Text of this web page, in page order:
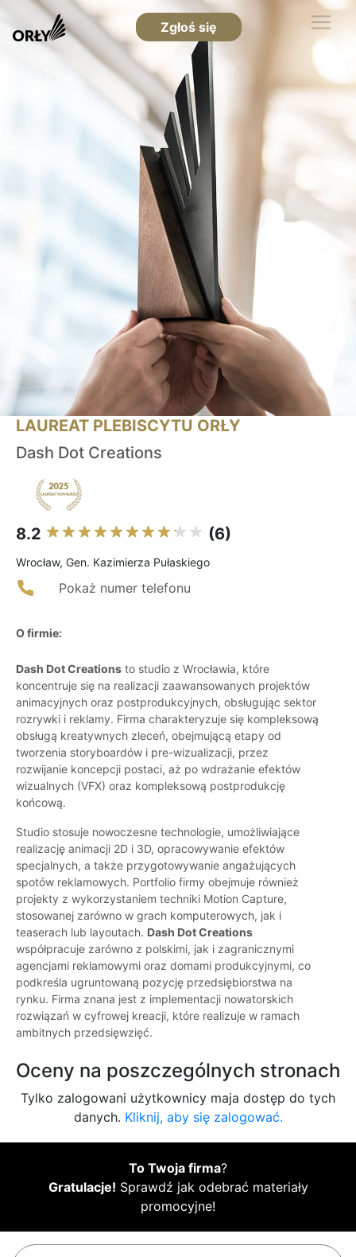
Zgłoś się
LAUREAT PLEBISCYTU ORŁY
Dash Dot Creations
8.2 (6)
Wrocław, Gen. Kazimierza Pułaskiego
Pokaż numer telefonu
O firmie:
Dash Dot Creations to studio z Wrocławia, które
koncentruje się na realizacji zaawansowanych projektów
animacyjnych oraz postprodukcyjnych, obsługując sektor
rozrywki i reklamy. Firma charakteryzuje się kompleksową
obsługą kreatywnych zleceń, obejmującą etapy od
tworzenia storyboardów i pre-wizualizacji, przez
rozwijanie koncepcji postaci, aż po wdrażanie efektów
wizualnych (VFX) oraz kompleksową postprodukcję
końcową.
Studio stosuje nowoczesne technologie, umożliwiające
realizację animacji 2D i 3D, opracowywanie efektów
specjalnych, a także przygotowywanie angażujących
spotów reklamowych. Portfolio firmy obejmuje również
projekty z wykorzystaniem techniki Motion Capture,
stosowanej zarówno w grach komputerowych, jak i
teaserach lub layoutach. Dash Dot Creations
współpracuje zarówno z polskimi, jak i zagranicznymi
agencjami reklamowymi oraz domami produkcyjnymi, co
podkreśla ugruntowaną pozycję przedsiębiorstwa na
rynku. Firma znana jest z implementacji nowatorskich
rozwiązań w cyfrowej kreacji, które realizuje w ramach
ambitnych przedsięwzięć.
Oceny na poszczególnych stronach
Tylko zalogowani użytkownicy maja dostęp do tych
danych. Kliknij, aby się zalogować.
To Twoja firma?
Gratulacje! Sprawdź jak odebrać materiały
promocyjne!